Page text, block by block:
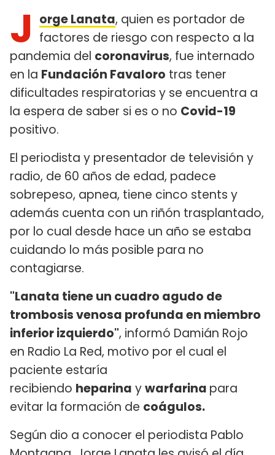
J orge Lanata, quien es portador de
factores de riesgo con respecto a la
pandemia del coronavirus, fue internado
en la Fundación Favaloro tras tener
dificultades respiratorias y se encuentra a
la espera de saber si es o no Covid-19
positivo.
El periodista y presentador de televisión y
radio, de 60 años de edad, padece
sobrepeso, apnea, tiene cinco stents y
además cuenta con un riñón trasplantado,
por lo cual desde hace un año se estaba
cuidando lo más posible para no
contagiarse.
"Lanata tiene un cuadro agudo de
trombosis venosa profunda en miembro
inferior izquierdo​", informó Damián Rojo
en Radio La Red, motivo por el cual el
paciente estaría
recibiendo heparina ywarfarina para
evitar la formación de coágulos.
Según dio a conocer el periodista Pablo